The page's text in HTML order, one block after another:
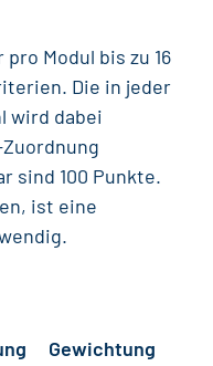
Modul bis zu 16
Die in jeder
wird dabei
sind 100 Punkte.
ist eine
Gewichtung